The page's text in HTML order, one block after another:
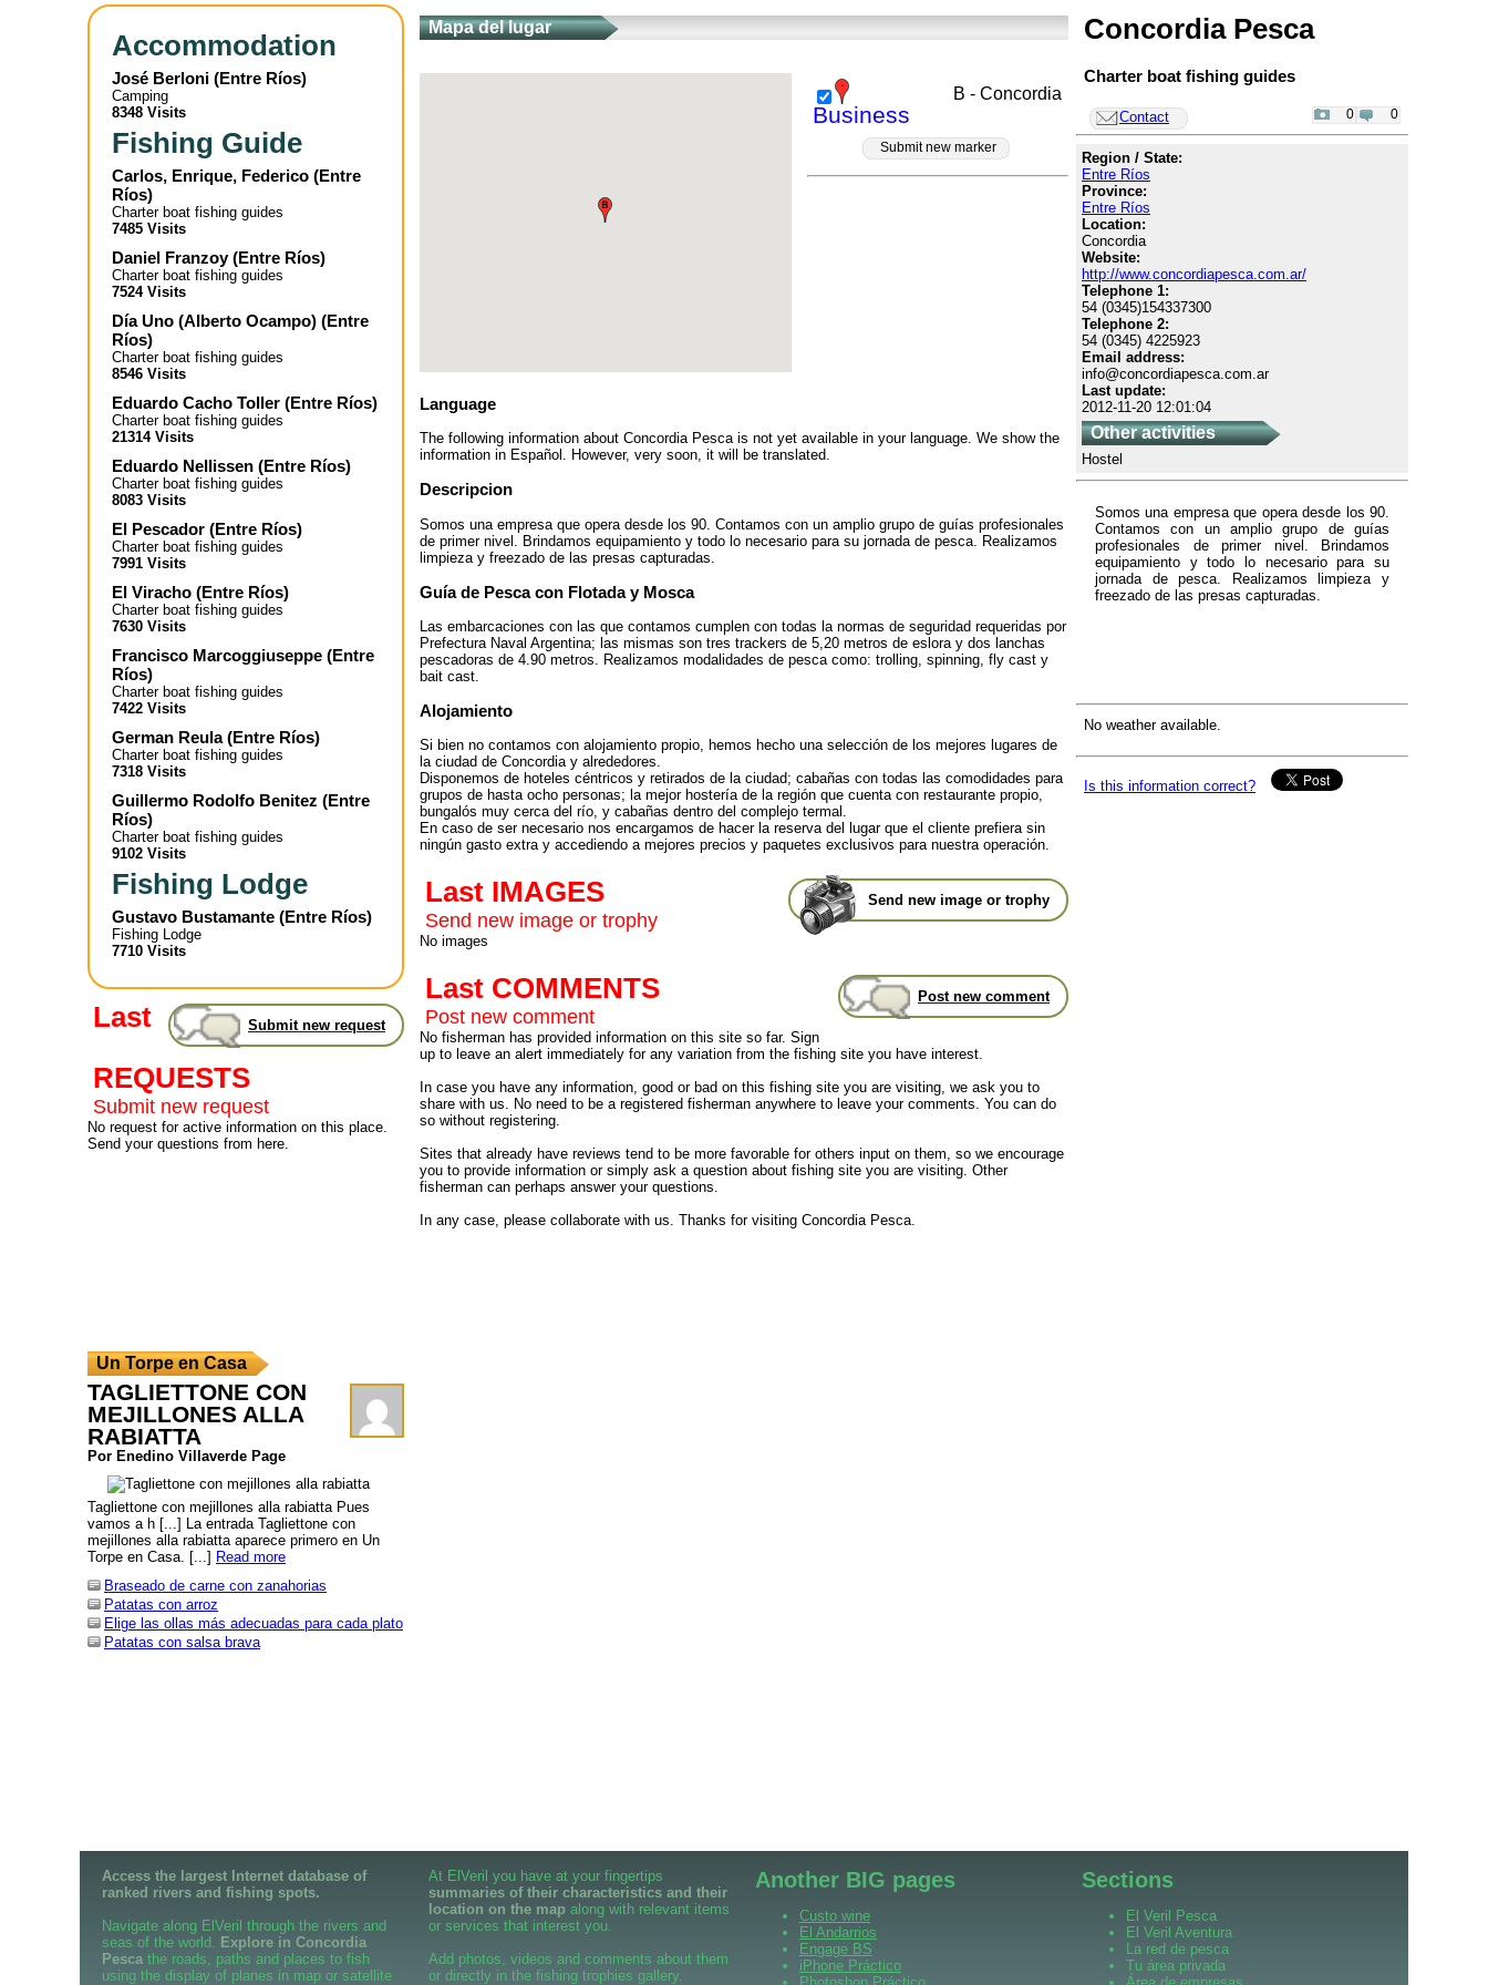
Accommodation
José Berloni (Entre Ríos)
Camping
8348 Visits
Fishing Guide
Carlos, Enrique, Federico (Entre
Ríos)
Charter boat fishing guides
7485 Visits
Daniel Franzoy(Entre Ríos)
Charter boat fishing guides
7524 Visits
Día Uno (Alberto Ocampo) (Entre
Ríos)
Charter boat fishing guides
8546 Visits
Eduardo Cacho Toller (Entre Ríos)
Charter boat fishing guides
21314 Visits
Eduardo Nellissen (Entre Ríos)
Charter boat fishing guides
8083 Visits
El Pescador (Entre Ríos)
Charter boat fishing guides
7991 Visits
El Viracho (Entre Ríos)
Charter boat fishing guides
7630 Visits
Francisco Marcoggiuseppe (Entre
Ríos)
Charter boat fishing guides
7422 Visits
German Reula(Entre Ríos)
Charter boat fishing guides
7318 Visits
Guillermo Rodolfo Benitez (Entre
Ríos)
Charter boat fishing guides
9102 Visits
Fishing Lodge
Gustavo Bustamante (Entre Ríos)
Fishing Lodge
7710 Visits
Submit new request
Last
REQUESTS
Submit new request
No request for active information on this place.
Send your questions from here.
Un Torpe en Casa
TAGLIETTONE CON
MEJILLONES ALLA
RABIATTA
Por Enedino Villaverde Page
Tagliettone con mejillones alla rabiatta Pues
vamos a h [...] La entrada Tagliettone con
mejillones alla rabiatta aparece primero en Un
Torpe en Casa. [...] Read more
Braseado de carne con zanahorias
Patatas con arroz
Elige las ollas más adecuadas para cada plato
Patatas con salsa brava
Mapa del lugar
Business
B - Concordia
Submit new marker
Language
The following information about Concordia Pesca is not yet available in your language. We show the
information in Español. However, very soon, it will be translated.
Descripcion
Somos una empresa que opera desde los 90. Contamos con un amplio grupo de guías profesionales
de primer nivel. Brindamos equipamiento y todo lo necesario para su jornada de pesca. Realizamos
limpieza y freezado de las presas capturadas.
Guía de Pesca con Flotada y Mosca
Las embarcaciones con las que contamos cumplen con todas la normas de seguridad requeridas por
Prefectura Naval Argentina; las mismas son tres trackers de 5,20 metros de eslora y dos lanchas
pescadoras de 4.90 metros. Realizamos modalidades de pesca como: trolling, spinning, fly cast y
bait cast.
Alojamiento
Si bien no contamos con alojamiento propio, hemos hecho una selección de los mejores lugares de
la ciudad de Concordia y alrededores.
Disponemos de hoteles céntricos y retirados de la ciudad; cabañas con todas las comodidades para
grupos de hasta ocho personas; la mejor hostería de la región que cuenta con restaurante propio,
bungalós muy cerca del río, y cabañas dentro del complejo termal.
En caso de ser necesario nos encargamos de hacer la reserva del lugar que el cliente prefiera sin
ningún gasto extra y accediendo a mejores precios y paquetes exclusivos para nuestra operación.
Send new image or trophy
Last IMAGES
Send new image or trophy
No images
Post new comment
Last COMMENTS
Post new comment
No fisherman has provided information on this site so far. Sign
up to leave an alert immediately for any variation from the fishing site you have interest.
In case you have any information, good or bad on this fishing site you are visiting, we ask you to
share with us. No need to be a registered fisherman anywhere to leave your comments. You can do
so without registering.
Sites that already have reviews tend to be more favorable for others input on them, so we encourage
you to provide information or simply ask a question about fishing site you are visiting. Other
fisherman can perhaps answer your questions.
In any case, please collaborate with us. Thanks for visiting Concordia Pesca.
Concordia Pesca
Charter boat fishing guides
0
0
Contact
Region / State:
Entre Ríos
Province:
Entre Ríos
Location:
Concordia
Website:
http://www.concordiapesca.com.ar/
Telephone 1:
54 (0345)154337300
Telephone 2:
54 (0345) 4225923
Email address:
info@concordiapesca.com.ar
Last update:
2012-11-20 12:01:04
Other activities
Hostel
Somos una empresa que opera desde los 90.
Contamos con un amplio grupo de guías
profesionales de primer nivel. Brindamos
equipamiento y todo lo necesario para su
jornada de pesca. Realizamos limpieza y
freezado de las presas capturadas.
No weather available.
Is this information correct?
Access the largest Internet database of
ranked rivers and fishing spots.
Navigate along ElVeril through the rivers and
seas of the world. Explore in Concordia
Pesca the roads, paths and places to fish
using the display of planes in map or satellite
At ElVeril you have at your fingertips
summaries of their characteristics and their
location on the map along with relevant items
or services that interest you.
Add photos, videos and comments about them
or directly in the fishing trophies gallery.
Another BIG pages
Custo wine
El Andarrios
Engage BS
iPhone Práctico
Sections
El Veril Pesca
El Veril Aventura
La red de pesca
Tu área privada